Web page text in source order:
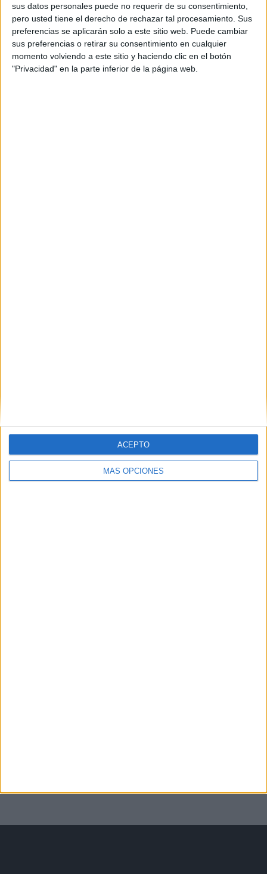
sus datos personales puede no requerir de su consentimiento,
pero usted tiene el derecho de rechazar tal procesamiento. Sus
preferencias se aplicarán solo a este sitio web. Puede cambiar
sus preferencias o retirar su consentimiento en cualquier
momento volviendo a este sitio y haciendo clic en el botón
"Privacidad" en la parte inferior de la página web.
MÁS OPCIONES
ACEPTO
representativo y estar presente en los ámbitos de
negociación.
RelatedPosts
de Europa